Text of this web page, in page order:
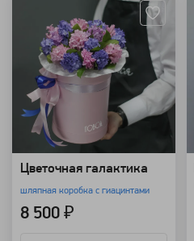
Цветочная галактика
шляпная коробка с гиацинтами
8 500 ₽